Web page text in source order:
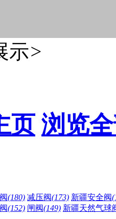
示>
页 浏览
(180) 减压阀(173) 新疆安全阀
(152) 闸阀(149) 新疆天然气球